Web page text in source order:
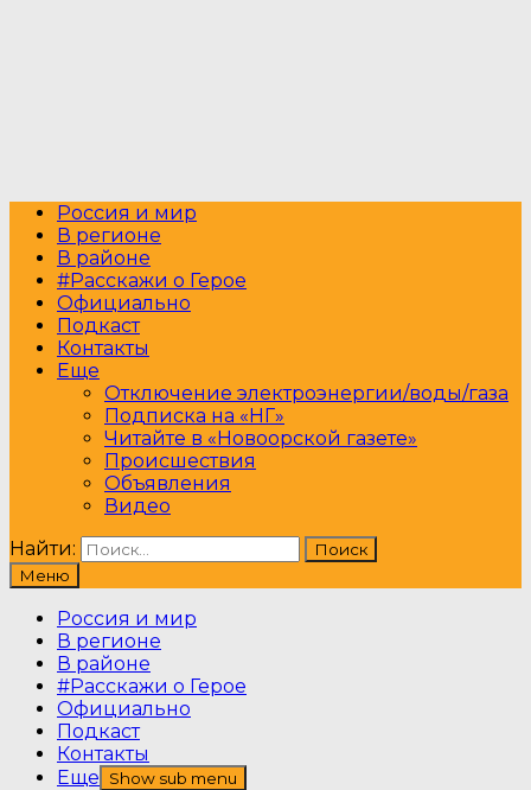
Россия и мир
В регионе
В районе
#Расскажи о Герое
Официально
Подкаст
Контакты
Еще
Отключение электроэнергии/воды/газа
Подписка на «НГ»
Читайте в «Новоорской газете»
Происшествия
Объявления
Видео
Найти:
Меню
Россия и мир
В регионе
В районе
#Расскажи о Герое
Официально
Подкаст
Контакты
Еще
Show sub menu